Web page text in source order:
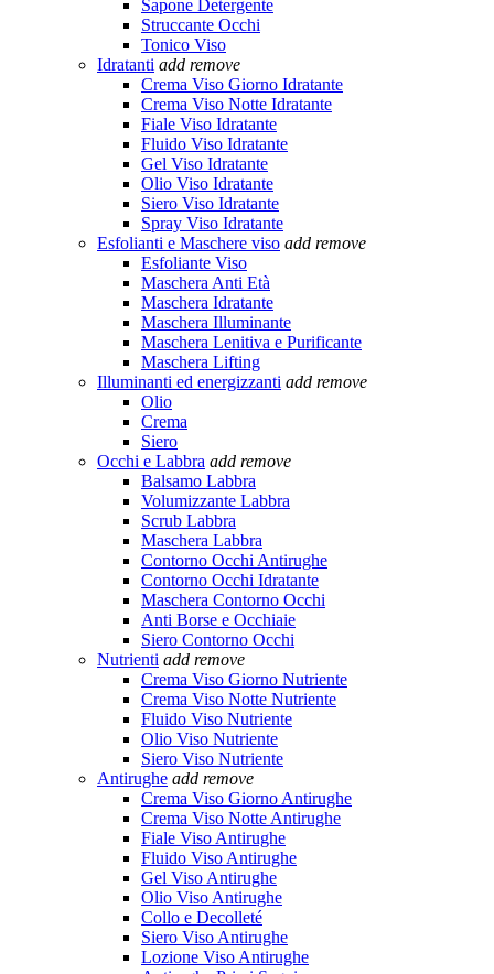
Sapone Detergente
Struccante Occhi
Tonico Viso
Idratanti add remove
Crema Viso Giorno Idratante
Crema Viso Notte Idratante
Fiale Viso Idratante
Fluido Viso Idratante
Gel Viso Idratante
Olio Viso Idratante
Siero Viso Idratante
Spray Viso Idratante
Esfolianti e Maschere viso add remove
Esfoliante Viso
Maschera Anti Età
Maschera Idratante
Maschera Illuminante
Maschera Lenitiva e Purificante
Maschera Lifting
Illuminanti ed energizzanti add remove
Olio
Crema
Siero
Occhi e Labbra add remove
Balsamo Labbra
Volumizzante Labbra
Scrub Labbra
Maschera Labbra
Contorno Occhi Antirughe
Contorno Occhi Idratante
Maschera Contorno Occhi
Anti Borse e Occhiaie
Siero Contorno Occhi
Nutrienti add remove
Crema Viso Giorno Nutriente
Crema Viso Notte Nutriente
Fluido Viso Nutriente
Olio Viso Nutriente
Siero Viso Nutriente
Antirughe add remove
Crema Viso Giorno Antirughe
Crema Viso Notte Antirughe
Fiale Viso Antirughe
Fluido Viso Antirughe
Gel Viso Antirughe
Olio Viso Antirughe
Collo e Decolleté
Siero Viso Antirughe
Lozione Viso Antirughe